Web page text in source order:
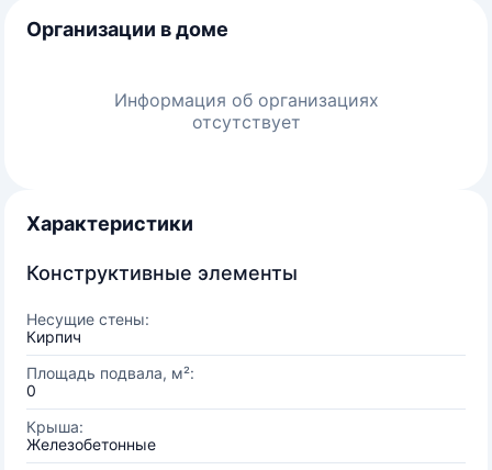
Организации в доме
Информация об организациях
отсутствует
Характеристики
Конструктивные элементы
Несущие стены:
Кирпич
Площадь подвала, м²:
0
Крыша:
Железобетонные